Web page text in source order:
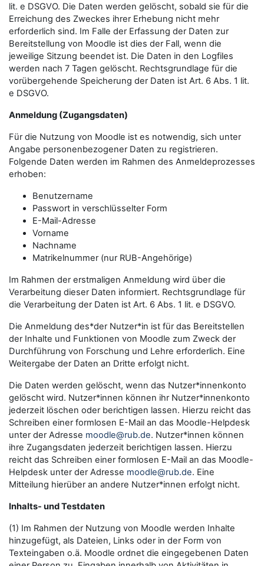
lit. e DSGVO. Die Daten werden gelöscht, sobald sie für die
Erreichung des Zweckes ihrer Erhebung nicht mehr
erforderlich sind. Im Falle der Erfassung der Daten zur
Bereitstellung von Moodle ist dies der Fall, wenn die
jeweilige Sitzung beendet ist. Die Daten in den Logfiles
werden nach 7 Tagen gelöscht. Rechtsgrundlage für die
vorübergehende Speicherung der Daten ist Art. 6 Abs. 1 lit.
e DSGVO.
Anmeldung (Zugangsdaten)
Für die Nutzung von Moodle ist es notwendig, sich unter
Angabe personenbezogener Daten zu registrieren.
Folgende Daten werden im Rahmen des Anmeldeprozesses
erhoben:
Benutzername
Passwort in verschlüsselter Form
E-Mail-Adresse
Vorname
Nachname
Matrikelnummer (nur RUB-Angehörige)
Im Rahmen der erstmaligen Anmeldung wird über die
Verarbeitung dieser Daten informiert. Rechtsgrundlage für
die Verarbeitung der Daten ist Art. 6 Abs. 1 lit. e DSGVO.
Die Anmeldung des*der Nutzer*in ist für das Bereitstellen
der Inhalte und Funktionen von Moodle zum Zweck der
Durchführung von Forschung und Lehre erforderlich. Eine
Weitergabe der Daten an Dritte erfolgt nicht.
Die Daten werden gelöscht, wenn das Nutzer*innenkonto
gelöscht wird. Nutzer*innen können ihr Nutzer*innenkonto
jederzeit löschen oder berichtigen lassen. Hierzu reicht das
Schreiben einer formlosen E-Mail an das Moodle-Helpdesk
unter der Adresse moodle@rub.de. Nutzer*innen können
ihre Zugangsdaten jederzeit berichtigen lassen. Hierzu
reicht das Schreiben einer formlosen E-Mail an das Moodle-
Helpdesk unter der Adresse moodle@rub.de. Eine
Mitteilung hierüber an andere Nutzer*innen erfolgt nicht.
Inhalts- und Testdaten
(1) Im Rahmen der Nutzung von Moodle werden Inhalte
hinzugefügt, als Dateien, Links oder in der Form von
Texteingaben o.ä. Moodle ordnet die eingegebenen Daten